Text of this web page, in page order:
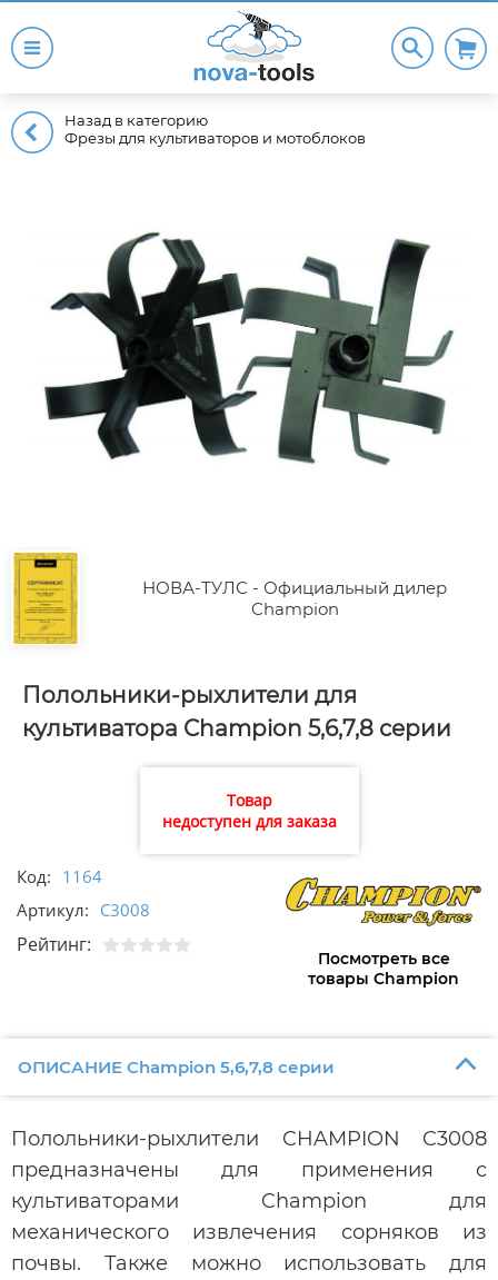
Назад в категорию
Фрезы для культиваторов и мотоблоков
НОВА-ТУЛС - Официальный дилер
Champion
Полольники-рыхлители для
культиватора Champion 5,6,7,8 серии
Товар
недоступен для заказа
Код: 1164
Артикул: C3008
Рейтинг:
Посмотреть все
товары Champion
ОПИСАНИЕ Champion 5,6,7,8 серии
Полольники-рыхлители CHAMPION C3008
предназначены для применения с
культиваторами Champion для
механического извлечения сорняков из
почвы. Также можно использовать для